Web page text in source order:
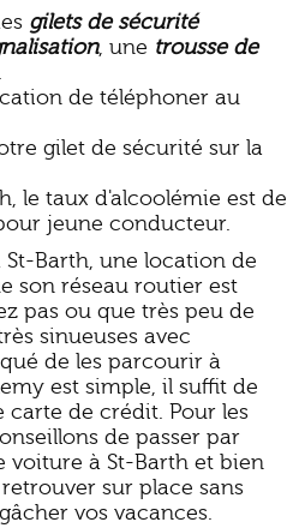
gilets de sécurité
, une trousse de
de téléphoner au
gilet de sécurité sur la
le taux d'alcoolémie est de
jeune conducteur.
Barth, une location de
son réseau routier est
pas ou que très peu de
sinueuses avec
de les parcourir à
est simple, il suffit de
carte de crédit. Pour les
de passer par
voiture à St-Barth et bien
sur place sans
vos vacances.